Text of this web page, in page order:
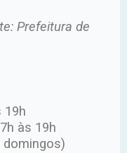
Prefeitura de
19h
às 19h